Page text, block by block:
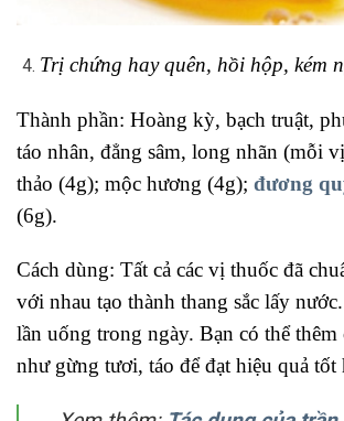
Trị chứng hay quên, hồi hộp, kém
Thành phần: Hoàng kỳ, bạch truật,
táo nhân, đẳng sâm, long nhãn (mỗi
thảo (4g); mộc hương (4g); đương
(6g).
Cách dùng: Tất cả các vị thuốc đã
với nhau tạo thành thang sắc lấy
lần uống trong ngày. Bạn có thể
như gừng tươi, táo để đạt hiệu quả tốt